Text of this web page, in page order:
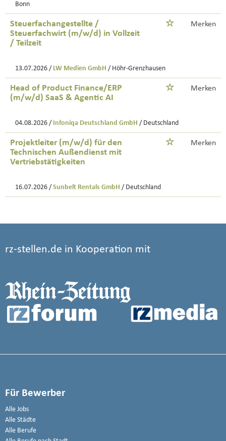
Bonn
Steuerfachangestellte /
Steuerfachwirt (m/w/d) in Vollzeit
/ Teilzeit
Merken
13.07.2026 / LW Medien GmbH / Höhr-Grenzhausen
Head of Product Finance/ERP
(m/w/d) SaaS & Agentic AI
Merken
04.08.2026 / Infoniqa Deutschland GmbH / Deutschland
Projektleiter (m/w/d) für den
Technischen Außendienst mit
Vertriebstätigkeiten
Merken
16.07.2026 / Sunbelt Rentals GmbH / Deutschland
rz-stellen.de in Kooperation mit
Für Bewerber
Alle Jobs
Alle Städte
Alle Berufe